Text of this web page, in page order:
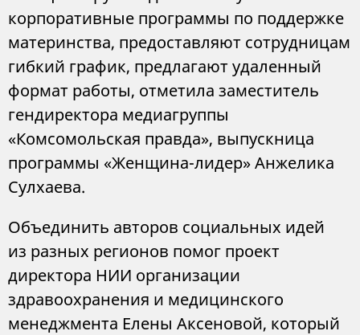
корпоративные программы по поддержке
материнства, предоставляют сотрудницам
гибкий график, предлагают удаленный
формат работы, отметила заместитель
гендиректора медиагруппы
«Комсомольская правда», выпускница
программы «Женщина-лидер» Анжелика
Сулхаева.
Объединить авторов социальных идей
из разных регионов помог проект
директора НИИ организации
здравоохранения и медицинского
менеджмента Елены Аксеновой, который